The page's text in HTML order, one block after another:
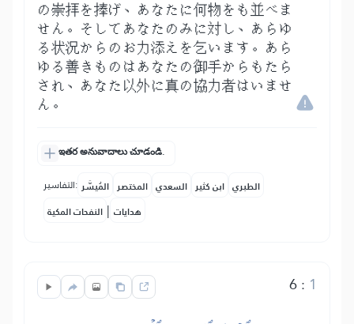
の崇拝を捧げ、あなたに何物をも並べま
せん。そしてあなたのみに対し、あらゆ
る状況からのお力添えを乞います。あら
ゆる善きものはあなたの御手からもたら
され、あなた以外に真の協力者はいませ
ん。
ఇతర అనువాదాలు చూడండి.
التفاسير: المُيسَّر المختصر السعدي ابن كثير الطبري
النفحات المكية | هدايات
6: 1